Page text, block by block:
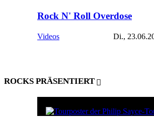
Rock N' Roll Overdose
Videos Di.,
ROCKS PRÄSENTIERT